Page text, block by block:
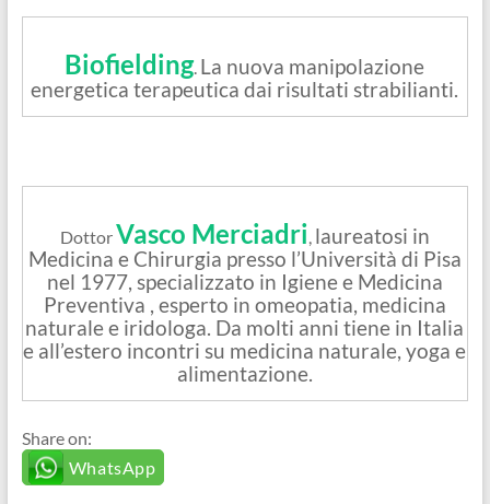
Biofielding. La nuova manipolazione
energetica terapeutica dai risultati strabilianti.
DottorVasco Merciadri, laureatosi in
Medicina e Chirurgia presso l’Università di Pisa
nel 1977, specializzato in Igiene e Medicina
Preventiva , esperto in omeopatia, medicina
naturale e iridologa. Da molti anni tiene in Italia
e all’estero incontri su medicina naturale, yoga e
alimentazione.
Share on:
WhatsApp